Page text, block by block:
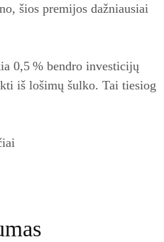
šios premijos dažniausiai
0,5 % bendro investicijų
iš lošimų šulko. Tai tiesiog